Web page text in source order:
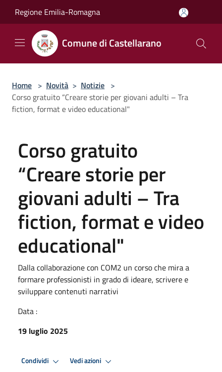
Regione Emilia-Romagna
Comune di Castellarano
Home > Novità > Notizie >
Corso gratuito “Creare storie per giovani adulti – Tra
fiction, format e video educational"
Corso gratuito
“Creare storie per
giovani adulti – Tra
fiction, format e video
educational"
Dalla collaborazione con COM2 un corso che mira a
formare professionisti in grado di ideare, scrivere e
sviluppare contenuti narrativi
Data :
19 luglio 2025
Condividi Vedi azioni